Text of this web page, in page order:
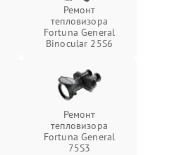
Ремонт
тепловизора
Fortuna General
Binocular 25S6
Ремонт
тепловизора
Fortuna General
75S3